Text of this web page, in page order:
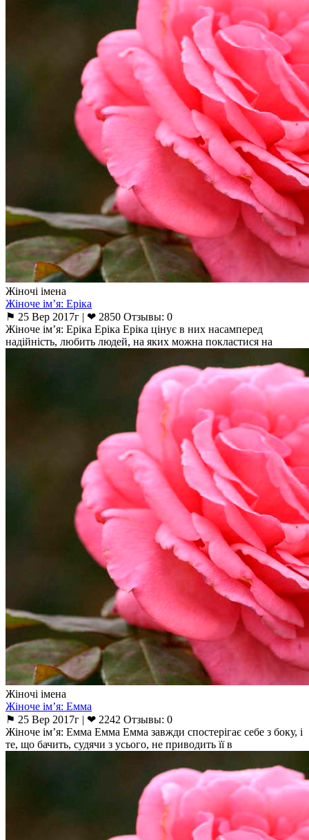
Жіночі імена
Жіноче ім’я: Еріка
⚑ 25 Вер 2017г | ❤ 2850 Отзывы: 0
Жіноче ім’я: Еріка Еріка Еріка цінує в них насамперед
надійність, любить людей, на яких можна покластися на
Жіночі імена
Жіноче ім’я: Емма
⚑ 25 Вер 2017г | ❤ 2242 Отзывы: 0
Жіноче ім’я: Емма Емма Емма завжди спостерігає себе з боку, і
те, що бачить, судячи з усього, не приводить її в